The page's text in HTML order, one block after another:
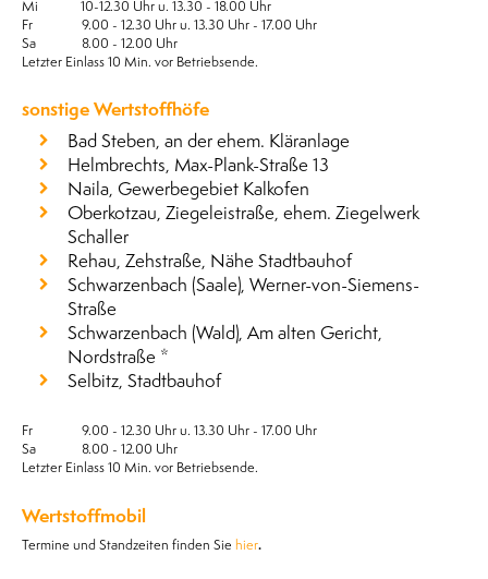
Mi 10-12.30 Uhr u. 13.30 - 18.00 Uhr
Fr 9.00 - 12.30 Uhr u. 13.30 Uhr - 17.00 Uhr
Sa 8.00 - 12.00 Uhr
Letzter Einlass 10 Min. vor Betriebsende.
sonstige Wertstoffhöfe
Bad Steben, an der ehem. Kläranlage
Helmbrechts, Max-Plank-Straße 13
Naila, Gewerbegebiet Kalkofen
Oberkotzau, Ziegeleistraße, ehem. Ziegelwerk
Schaller
Rehau, Zehstraße, Nähe Stadtbauhof
Schwarzenbach (Saale), Werner-von-Siemens-
Straße
Schwarzenbach (Wald), Am alten Gericht,
Nordstraße *
Selbitz, Stadtbauhof
Fr 9.00 - 12.30 Uhr u. 13.30 Uhr - 17.00 Uhr
Sa 8.00 - 12.00 Uhr
Letzter Einlass 10 Min. vor Betriebsende.
Wertstoffmobil
Termine und Standzeiten finden Sie hier.